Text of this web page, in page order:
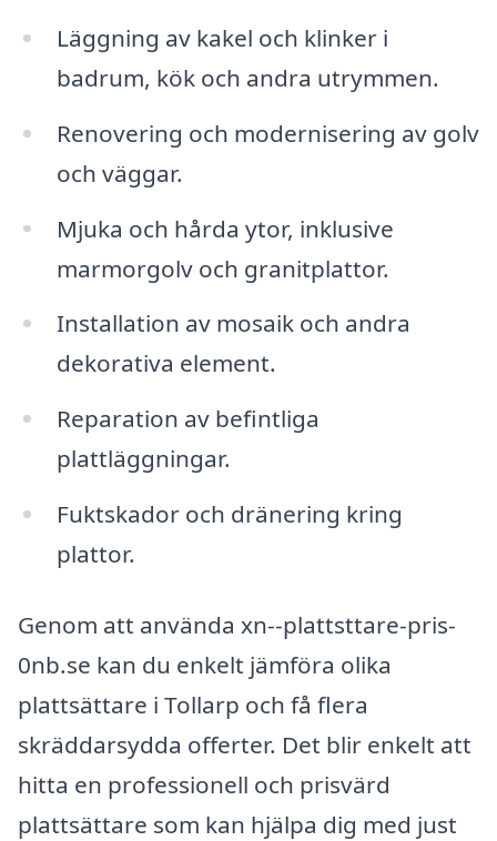
Läggning av kakel och klinker i
badrum, kök och andra utrymmen.
Renovering och modernisering av golv
och väggar.
Mjuka och hårda ytor, inklusive
marmorgolv och granitplattor.
Installation av mosaik och andra
dekorativa element.
Reparation av befintliga
plattläggningar.
Fuktskador och dränering kring
plattor.
Genom att använda xn--plattsttare-pris-
0nb.se kan du enkelt jämföra olika
plattsättare i Tollarp och få flera
skräddarsydda offerter. Det blir enkelt att
hitta en professionell och prisvärd
plattsättare som kan hjälpa dig med just